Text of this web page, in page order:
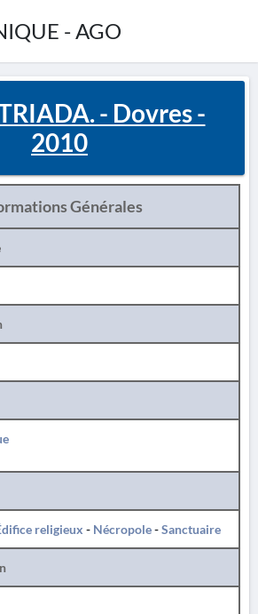
- AGO
- Dovres -
2010
Générales
religieux - Nécropole-Sanctuaire